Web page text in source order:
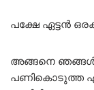
പക്ഷേ ഏട്ടൻ
അങ്ങനെ ഞങ്ങൾ
പണികൊടുത്ത